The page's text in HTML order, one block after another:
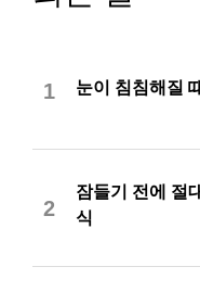
1 눈이 침침해질
2
잠들기 전에 절
식